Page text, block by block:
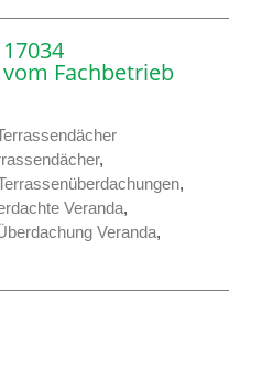
Fachbetrieb
,
,
Veranda,
Veranda,